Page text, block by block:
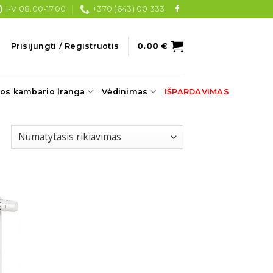
I-V 08.00-17.00 +370 (643) 00 333
Prisijungti / Registruotis 0.00€
kambario įranga Vėdinimas IŠPARDAVIMAS